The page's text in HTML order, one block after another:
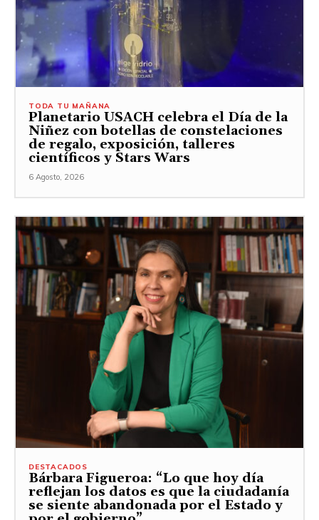
TODA TU MAÑANA
Planetario USACH celebra el Día de la
Niñez con botellas de constelaciones
de regalo, exposición, talleres
científicos y Stars Wars
6 Agosto, 2026
DESTACADOS
Bárbara Figueroa: “Lo que hoy día
reflejan los datos es que la ciudadanía
se siente abandonada por el Estado y